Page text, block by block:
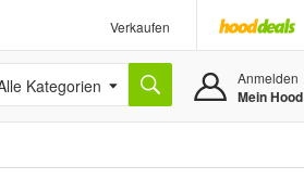
Verkaufen
Kategorien Anmelden
Mein Hood